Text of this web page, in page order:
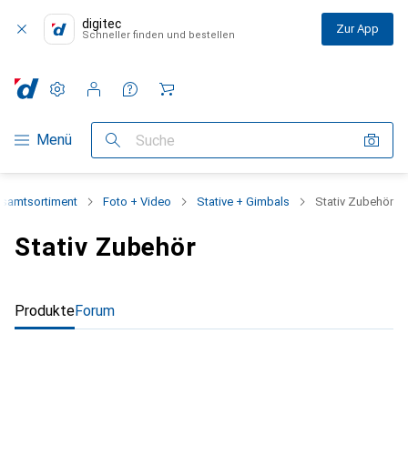
digitec
Schneller finden und bestellen Zur App
Navigation nach Kategorien
Menü Suche
Einstellungen
Kundenkonto
Vergleichslisten
Merklisten
Warenkorb
Foto + Video Stative + Gimbals Stativ Zubehör
Stativ Zubehör
ProdukteForum